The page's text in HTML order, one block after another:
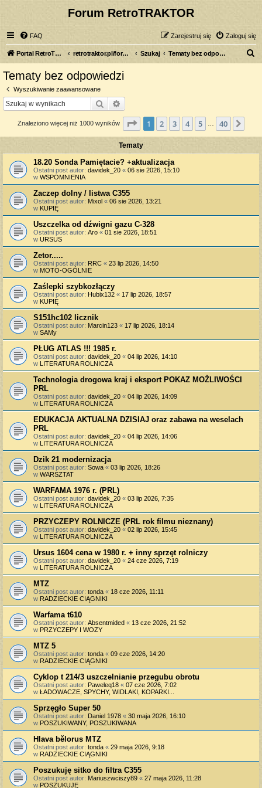
Forum RetroTRAKTOR
FAQ Zaloguj się
Zarejestruj się
Portal RetroTRAKTOR.pl retrotraktor.pl/forum Szukaj Tematy bez odpowiedzi
Tematy bez odpowiedzi
Wyszukiwanie zaawansowane
Szukaj
Znaleziono więcej niż 1000 wyników Strona z40
1 2 3 4 5 40
Tematy
18.20 Sonda Pamiętacie? +aktualizacja
Ostatni post autor: davidek_20 « 06 sie 2026, 15:10
w WSPOMNIENIA
Zaczep dolny / listwa C355
Ostatni post autor: Mixol « 06 sie 2026, 13:21
w KUPIĘ
Uszczelka od dźwigni gazu C-328
Ostatni post autor: Aro « 01 sie 2026, 18:51
w URSUS
Zetor.....
Ostatni post autor: RRC « 23 lip 2026, 14:50
w MOTO-OGÓLNIE
Zaślepki szybkozłączy
Ostatni post autor: Hubix132 « 17 lip 2026, 18:57
w KUPIĘ
S151hc102 licznik
Ostatni post autor: Marcin123 « 17 lip 2026, 18:14
w SAMy
PŁUG ATLAS !!! 1985 r.
Ostatni post autor: davidek_20 « 04 lip 2026, 14:10
w LITERATURA ROLNICZA
Technologia drogowa kraj i eksport POKAZ MOŻLIWOŚCI
PRL
Ostatni post autor: davidek_20 « 04 lip 2026, 14:09
w LITERATURA ROLNICZA
EDUKACJA AKTUALNA DZISIAJ oraz zabawa na weselach
PRL
Ostatni post autor: davidek_20 « 04 lip 2026, 14:06
w LITERATURA ROLNICZA
Dzik 21 modernizacja
Ostatni post autor: Sowa « 03 lip 2026, 18:26
w WARSZTAT
WARFAMA 1976 r. (PRL)
Ostatni post autor: davidek_20 « 03 lip 2026, 7:35
w LITERATURA ROLNICZA
PRZYCZEPY ROLNICZE (PRL rok filmu nieznany)
Ostatni post autor: davidek_20 « 02 lip 2026, 15:45
w LITERATURA ROLNICZA
Ursus 1604 cena w 1980 r. + inny sprzęt rolniczy
Ostatni post autor: davidek_20 « 24 cze 2026, 7:19
w LITERATURA ROLNICZA
MTZ
Ostatni post autor: tonda « 18 cze 2026, 11:11
w RADZIECKIE CIĄGNIKI
Warfama t610
Ostatni post autor: Absentmided « 13 cze 2026, 21:52
w PRZYCZEPY I WOZY
MTZ 5
Ostatni post autor: tonda « 09 cze 2026, 14:20
w RADZIECKIE CIĄGNIKI
Cyklop t 214/3 uszczelnianie przegubu obrotu
Ostatni post autor: Paweleq18 « 07 cze 2026, 7:02
w ŁADOWACZE, SPYCHY, WIDLAKI, KOPARKI...
Sprzęgło Super 50
Ostatni post autor: Daniel 1978 « 30 maja 2026, 16:10
w POSZUKIWANY, POSZUKIWANA
Hlava bělorus MTZ
Ostatni post autor: tonda « 29 maja 2026, 9:18
w RADZIECKIE CIĄGNIKI
Poszukuję sitko do filtra C355
Ostatni post autor: Mariuszwciszy89 « 27 maja 2026, 11:28
w POSZUKUJĘ